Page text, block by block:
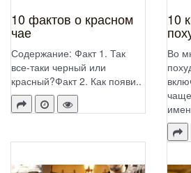
10 фактов о красном
чае
Содержание: Факт 1. Так
все-таки черный или
красный?Факт 2. Как появи..
10
Во
чаще